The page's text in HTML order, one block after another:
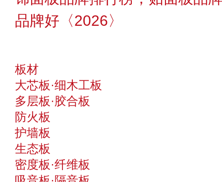
品牌好〈2026〉
板材
大芯板·细木工板
多层板·胶合板
防火板
护墙板
生态板
密度板·纤维板